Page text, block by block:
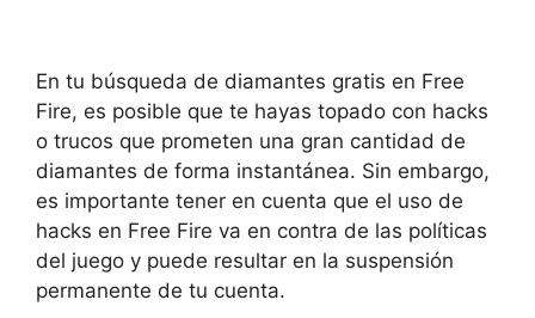
En tu búsqueda de diamantes gratis en Free
Fire, es posible que te hayas topado con hacks
o trucos que prometen una gran cantidad de
diamantes de forma instantánea. Sin embargo,
es importante tener en cuenta que el uso de
hacks en Free Fire va en contra de las políticas
del juego y puede resultar en la suspensión
permanente de tu cuenta.